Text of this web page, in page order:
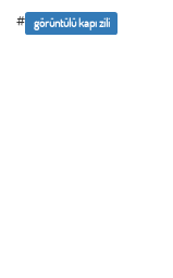
# görüntülü kapı zili